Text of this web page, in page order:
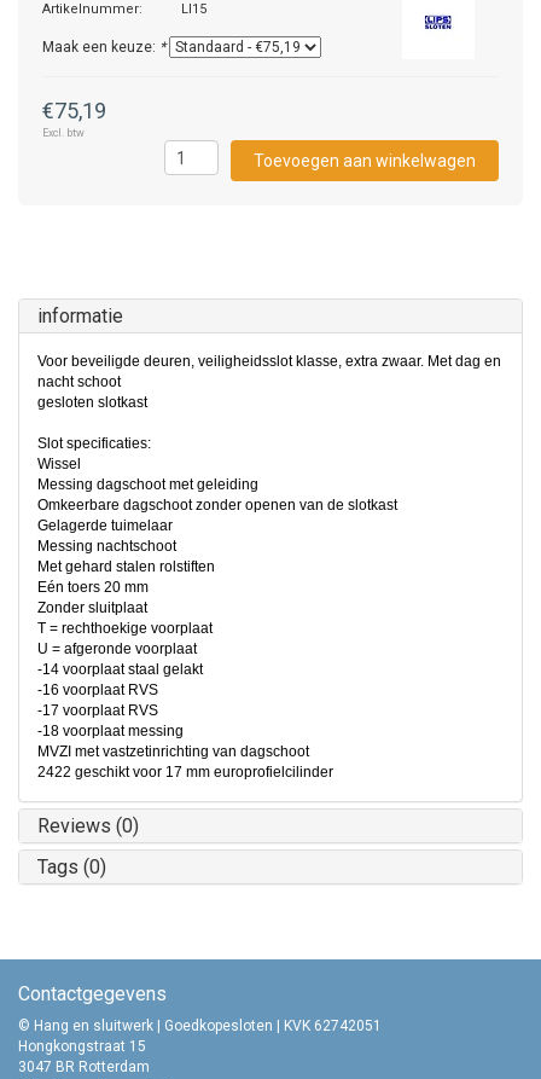
Artikelnummer: LI15
Maak een keuze: *
€75,19
Excl. btw
Toevoegen aan winkelwagen
informatie
Voor beveiligde deuren, veiligheidsslot klasse, extra zwaar. Met dag en
nacht schoot
gesloten slotkast
Slot specificaties:
Wissel
Messing dagschoot met geleiding
Omkeerbare dagschoot zonder openen van de slotkast
Gelagerde tuimelaar
Messing nachtschoot
Met gehard stalen rolstiften
Eén toers 20 mm
Zonder sluitplaat
T = rechthoekige voorplaat
U = afgeronde voorplaat
-14 voorplaat staal gelakt
-16 voorplaat RVS
-17 voorplaat RVS
-18 voorplaat messing
MVZI met vastzetinrichting van dagschoot
2422 geschikt voor 17 mm europrofielcilinder
Reviews (0)
Tags (0)
Contactgegevens
© Hang en sluitwerk | Goedkopesloten | KVK 62742051
Hongkongstraat 15
3047 BR Rotterdam